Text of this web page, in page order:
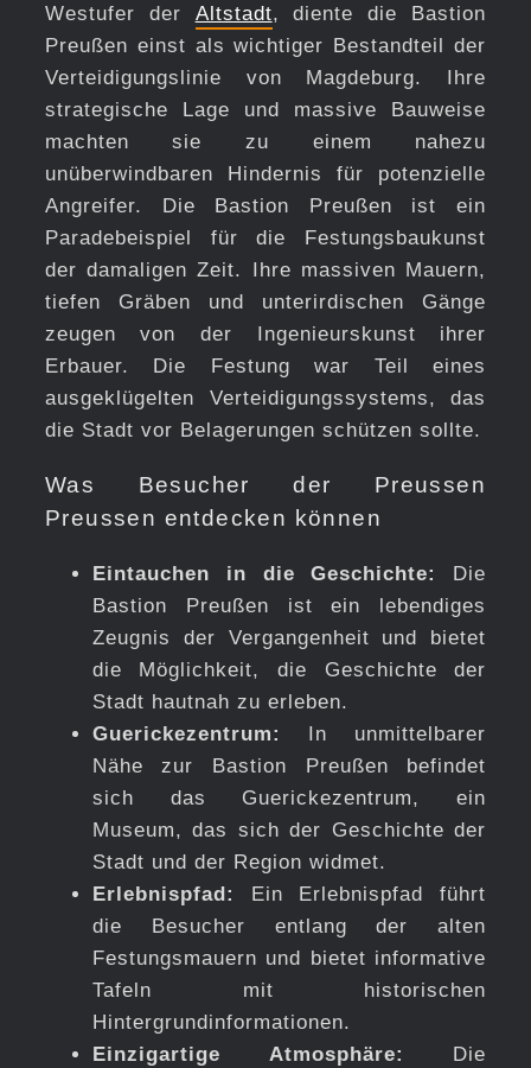
Westufer der Altstadt, diente die Bastion
Preußen einst als wichtiger Bestandteil der
Verteidigungslinie von Magdeburg. Ihre
strategische Lage und massive Bauweise
machten sie zu einem nahezu
unüberwindbaren Hindernis für potenzielle
Angreifer. Die Bastion Preußen ist ein
Paradebeispiel für die Festungsbaukunst
der damaligen Zeit. Ihre massiven Mauern,
tiefen Gräben und unterirdischen Gänge
zeugen von der Ingenieurskunst ihrer
Erbauer. Die Festung war Teil eines
ausgeklügelten Verteidigungssystems, das
die Stadt vor Belagerungen schützen sollte.
Was Besucher der Preussen
Preussen entdecken können
Eintauchen in die Geschichte:
Die
Bastion Preußen ist ein lebendiges
Zeugnis der Vergangenheit und bietet
die Möglichkeit, die Geschichte der
Stadt hautnah zu erleben.
Guerickezentrum:
In unmittelbarer
Nähe zur Bastion Preußen befindet
sich das Guerickezentrum, ein
Museum, das sich der Geschichte der
Stadt und der Region widmet.
Erlebnispfad:
Ein Erlebnispfad führt
die Besucher entlang der alten
Festungsmauern und bietet informative
Tafeln mit historischen
Hintergrundinformationen.
Einzigartige Atmosphäre:
Die